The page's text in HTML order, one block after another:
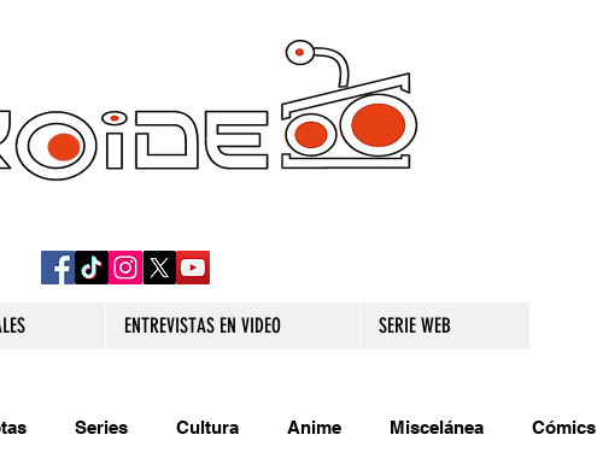
ENTREVISTAS EN VIDEO SERIE WEB
Series Cultura Anime Miscelánea Cómics